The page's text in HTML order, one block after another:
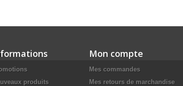
produits
Mon compte
Mes commandes
Mes retours de marchandise